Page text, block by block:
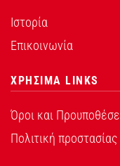
Ιστορία
Επικοινωνία
ΧΡΗΣΙΜΑ LINKS
Όροι και
Πολιτική